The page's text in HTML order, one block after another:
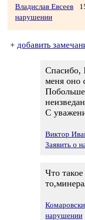
Владислав Евсеев
нарушении
+ добавить
Спасибо,
меня оно
Побольше
С
Виктор
Заявить о
Что
нарушении